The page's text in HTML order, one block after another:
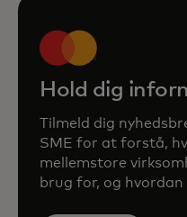
Hold dig
Tilmeld dig
SME for at forstå,
mellemstore
brug for, og hvordan